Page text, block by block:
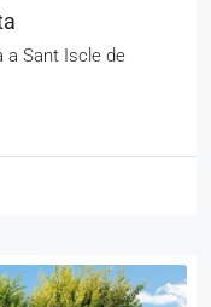
a Sant Iscle de